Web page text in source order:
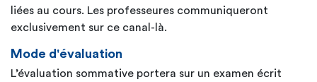
liées au cours. Les professeures communiqueront
exclusivement sur ce canal-là.
Mode d'évaluation
L’évaluation sommative portera sur un examen écrit